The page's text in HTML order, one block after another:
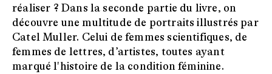
réaliser ? Dans la seconde partie du livre, on
découvre une multitude de portraits illustrés par
Catel Muller. Celui de femmes scientifiques, de
femmes de lettres, d’artistes, toutes ayant
marqué l'histoire de la condition féminine.